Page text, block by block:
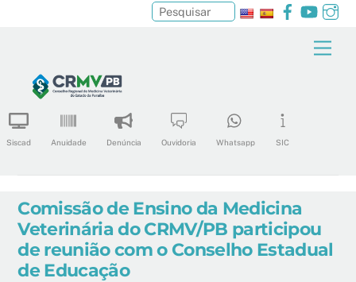
content
Facebook
Siscad Anuidade Denúncia Ouvidoria Whatsapp SIC
Pesquisar
Comissão de Ensino da Medicina
Veterinária do CRMV/PB participou
de reunião com o Conselho Estadual
de Educação